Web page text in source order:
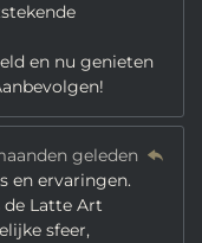
en nu genieten
geleden
en ervaringen.
de Latte Art
sfeer,